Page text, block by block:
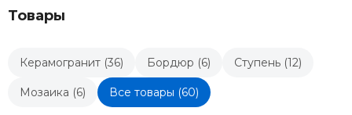
Товары
Керамогранит (36) Бордюр (6) Ступень (12)
Мозаика (6) Все товары (60)